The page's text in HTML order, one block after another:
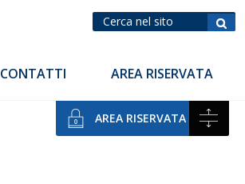
CONTATTI AREA RISERVATA
AREA RISERVATA